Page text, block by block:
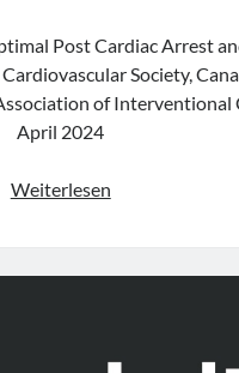
Post Cardiac Arrest
Society,
of Interventional
April 2024
WeiterlesenLeitlinie
Cardiac
Refractory